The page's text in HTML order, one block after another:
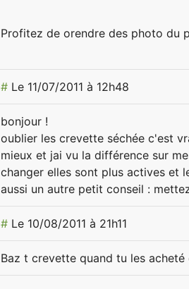
Profitez de orendre des photo du
# Le 11/07/2011 à 12h48
bonjour !
oublier les crevette séchée c'est
mieux et jai vu la différence sur
changer elles sont plus actives et
aussi un autre petit conseil :
# Le 10/08/2011 à 21h11
Baz t crevette quand tu les